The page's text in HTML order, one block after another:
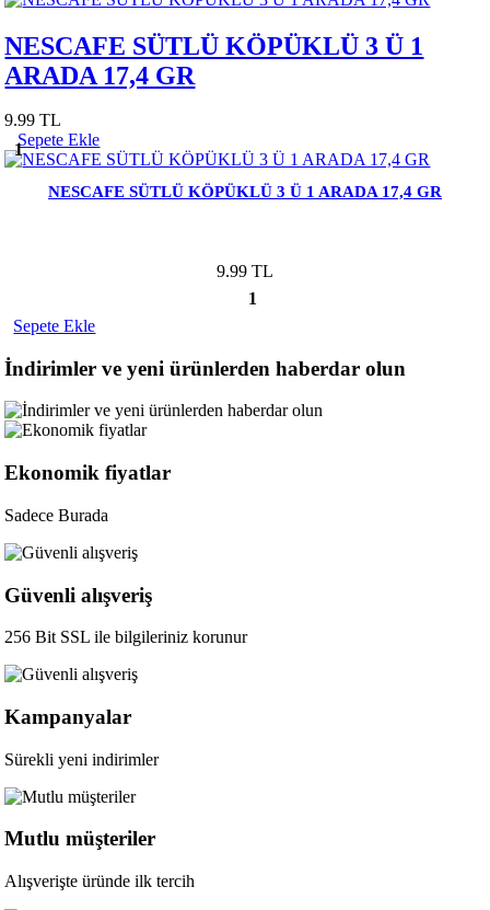
NESCAFE SÜTLÜ KÖPÜKLÜ 3 Ü 1
ARADA 17,4 GR
9.99 TL
1
Sepete Ekle
NESCAFE SÜTLÜ KÖPÜKLÜ 3 Ü 1 ARADA 17,4 GR
9.99 TL
1
Sepete Ekle
İndirimler ve yeni ürünlerden haberdar olun
Ekonomik fiyatlar
Sadece Burada
Güvenli alışveriş
256 Bit SSL ile bilgileriniz korunur
Kampanyalar
Sürekli yeni indirimler
Mutlu müşteriler
Alışverişte üründe ilk tercih